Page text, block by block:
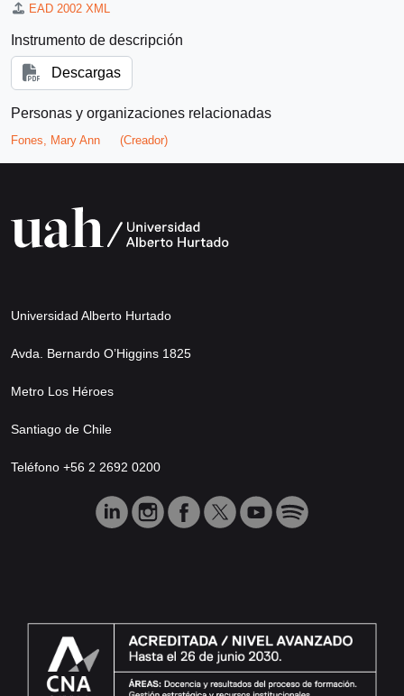
EAD 2002 XML
Instrumento de descripción
Descargas
Personas y organizaciones relacionadas
Fones, Mary Ann (Creador)
Universidad Alberto Hurtado
Avda. Bernardo O’Higgins 1825
Metro Los Héroes
Santiago de Chile
Teléfono +56 2 2692 0200